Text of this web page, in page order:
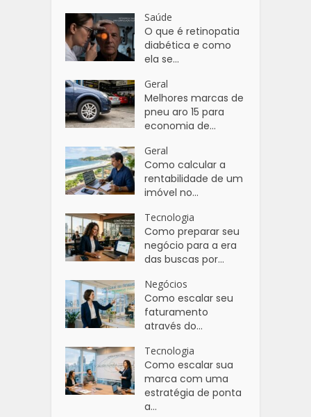
Saúde
O que é retinopatia
diabética e como
ela se...
Geral
Melhores marcas de
pneu aro 15 para
economia de...
Geral
Como calcular a
rentabilidade de um
imóvel no...
Tecnologia
Como preparar seu
negócio para a era
das buscas por...
Negócios
Como escalar seu
faturamento
através do...
Tecnologia
Como escalar sua
marca com uma
estratégia de ponta
a...